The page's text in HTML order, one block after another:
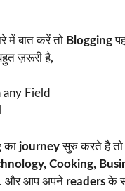
में बात करें तो Blogging
ज़रूरी है,
any Field
का journeyसुरु करते है तो
Cooking,
और आप अपने readersके